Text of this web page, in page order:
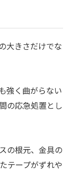
大きさだけでな
強く曲がらない
の応急処置とし
の根元、金具の
テープがずれや